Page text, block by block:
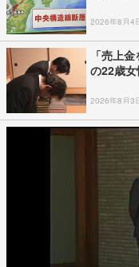
2026年8月4
「売上
の22歳
2026年8月3